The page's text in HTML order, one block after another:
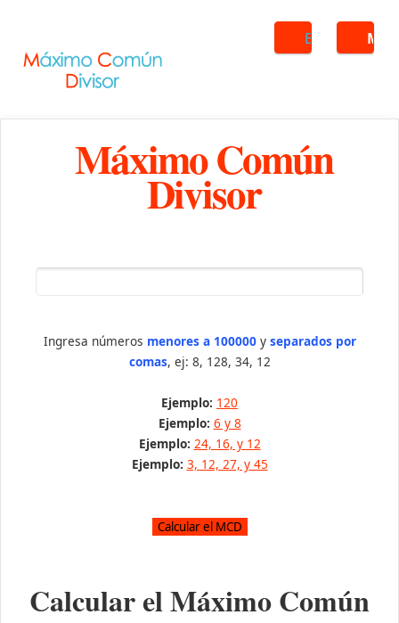
Buscar
Máximo Común
Divisor
Ingresa números menores a 100000y separados por
comas, ej: 8, 128, 34, 12
Ejemplo: 120
Ejemplo: 6 y 8
Ejemplo: 24, 16, y 12
Ejemplo: 3, 12, 27, y 45
Calcular el Máximo Común